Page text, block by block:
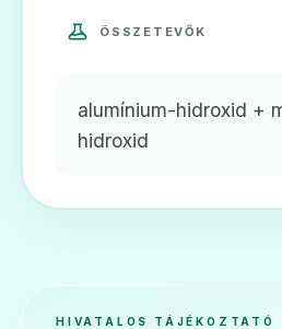
ÖSSZETEVŐK
alumínium-hidroxid +
hidroxid
HIVATALOS TÁJÉKOZTATÓ